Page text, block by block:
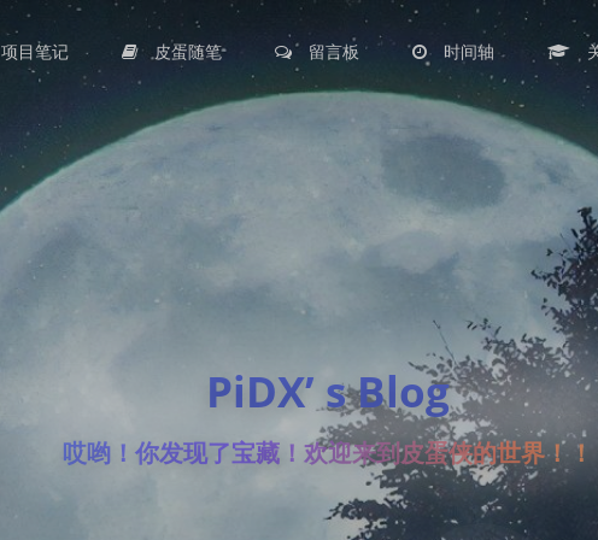
项目笔记 皮蛋随笔 留言板 时间轴
PiDX’ s Blog
哎哟！你发现了宝藏！欢迎来到皮蛋侠的世界！！